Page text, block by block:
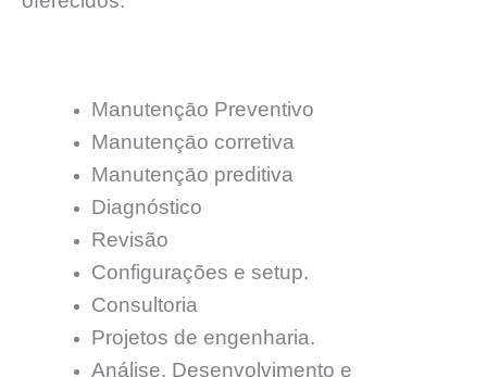
Manutençāo Preventivo
Manutençāo corretiva
Manutençāo preditiva
Diagnóstico
Revisão
Configurações e setup.
Consultoria
Projetos de engenharia.
Análise, Desenvolvimento e